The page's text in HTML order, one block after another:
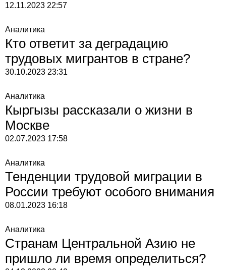
12.11.2023 22:57
Аналитика
Кто ответит за деградацию
трудовых мигрантов в стране?
30.10.2023 23:31
Аналитика
Кыргызы рассказали о жизни в
Москве
02.07.2023 17:58
Аналитика
Тенденции трудовой миграции в
России требуют особого внимания
08.01.2023 16:18
Аналитика
Странам Центральной Азию не
пришло ли время определиться?